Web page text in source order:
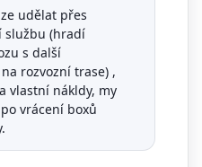
udělat přes
službu (hradí
s další
rozvozní trase) ,
vlastní nákldy, my
vrácení boxů